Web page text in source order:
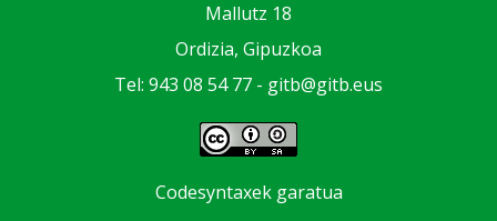
Mallutz 18
Ordizia, Gipuzkoa
Tel: 943 08 54 77 - gitb@gitb.eus
Codesyntaxek garatua